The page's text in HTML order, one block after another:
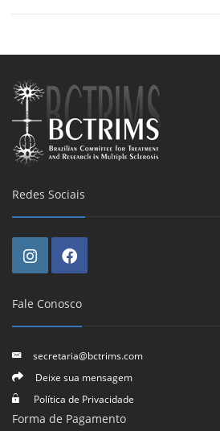
Redes Sociais
Fale Conosco
secretaria@bctrims.com
Deixe sua mensagem
Política de Privacidade
Forma de Pagamento